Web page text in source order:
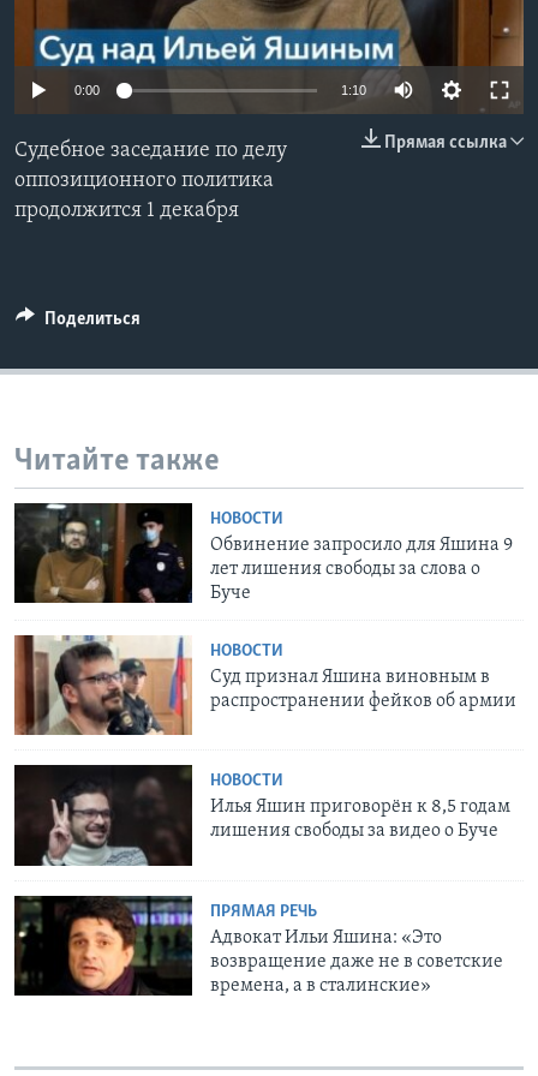
Learning English
Языки
0:00 1:10
Прямая ссылка
Судебное заседание по делу
оппозиционного политика
продолжится 1 декабря
Поделиться
Читайте также
НОВОСТИ
Обвинение запросило для Яшина 9
лет лишения свободы за слова о
Буче
НОВОСТИ
Суд признал Яшина виновным в
распространении фейков об армии
НОВОСТИ
Илья Яшин приговорён к 8,5 годам
лишения свободы за видео о Буче
ПРЯМАЯ РЕЧЬ
Адвокат Ильи Яшина: «Это
возвращение даже не в советские
времена, а в сталинские»